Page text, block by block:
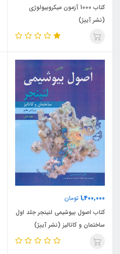
کتاب 1000 آزمون میکروبیولوژی
(نشر آییژ)
1,400,000 تومان
کتاب اصول بیوشیمی لنینجر جلد اول
ساختمان و کاتالیز (نشر آییژ)